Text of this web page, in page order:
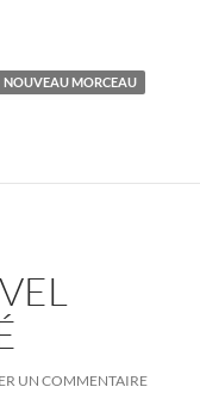
morceau
NOUVEAU MORCEAU
UN COMMENTAIRE